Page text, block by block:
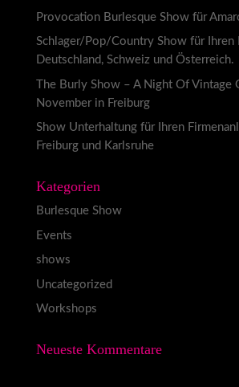
Provocation Burlesque Show für
Schlager/Pop/Country Show für Ihren
Deutschland, Schweiz und Österreich.
The Burly Show – A Night Of Vintage
November in Freiburg
Show Unterhaltung für Ihren
Freiburg und Karlsruhe
Kategorien
Burlesque Show
Events
shows
Uncategorized
Workshops
Neueste Kommentare